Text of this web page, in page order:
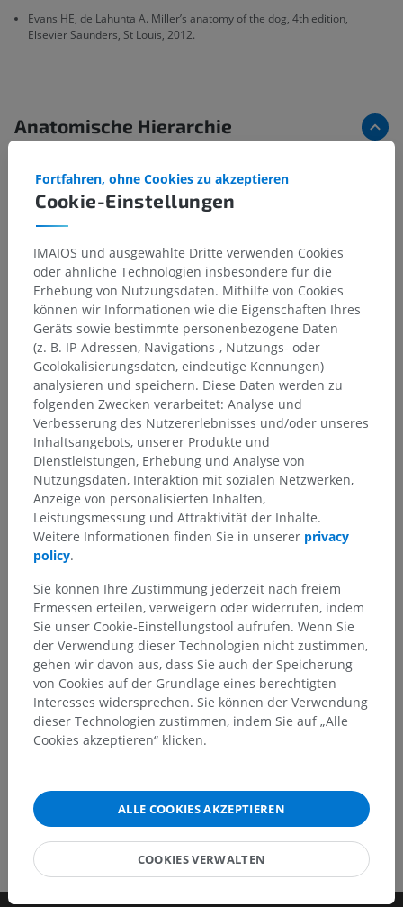
Evans HE, de Lahunta A. Miller’s anatomy of the dog, 4th edition,
Elsevier Saunders, St Louis, 2012.
Anatomische Hierarchie
Tieranatomie
Sektionen des Hypothalamus>
Kaudale hypothalamische Region>
Kaudaler periventrikulärer Kern
Darunterliegende Strukturen:Für dieses anatomische
Teil gibt es keine zugehörigen Strukturen
Übersetzungen
Sie haben einen Fehler gefunden?
Sie können gerne eine Berichtigung, Übersetzung oder
inhaltliche Verbesserung vorschlagen.
Ein Problem melden
HOLE SIE SICH DIE APP
Cookie-Einstellungen
Fortfahren, ohne Cookies zu akzeptieren
IMAIOS und ausgewählte Dritte verwenden Cookies
oder ähnliche Technologien insbesondere für die
Erhebung von Nutzungsdaten. Mithilfe von Cookies
können wir Informationen wie die Eigenschaften Ihres
Geräts sowie bestimmte personenbezogene Daten
(z. B. IP-Adressen, Navigations-, Nutzungs- oder
Geolokalisierungsdaten, eindeutige Kennungen)
analysieren und speichern. Diese Daten werden zu
folgenden Zwecken verarbeitet: Analyse und
Verbesserung des Nutzererlebnisses und/oder unseres
Inhaltsangebots, unserer Produkte und
Dienstleistungen, Erhebung und Analyse von
Nutzungsdaten, Interaktion mit sozialen Netzwerken,
Anzeige von personalisierten Inhalten,
Leistungsmessung und Attraktivität der Inhalte.
Weitere Informationen finden Sie in unserer privacy
policy.
Sie können Ihre Zustimmung jederzeit nach freiem
Ermessen erteilen, verweigern oder widerrufen, indem
Sie unser Cookie-Einstellungstool aufrufen. Wenn Sie
der Verwendung dieser Technologien nicht zustimmen,
gehen wir davon aus, dass Sie auch der Speicherung
von Cookies auf der Grundlage eines berechtigten
Interesses widersprechen. Sie können der Verwendung
dieser Technologien zustimmen, indem Sie auf „Alle
Cookies akzeptieren“ klicken.
ALLE COOKIES AKZEPTIEREN
COOKIES VERWALTEN